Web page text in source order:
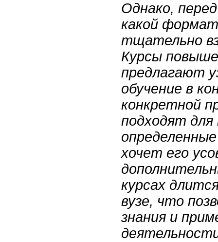
Однако,
какой
тщательно
Курсы
предлагают
обучение в
конкретной
подходят
хочет его
курсах
вузе, что
знания и